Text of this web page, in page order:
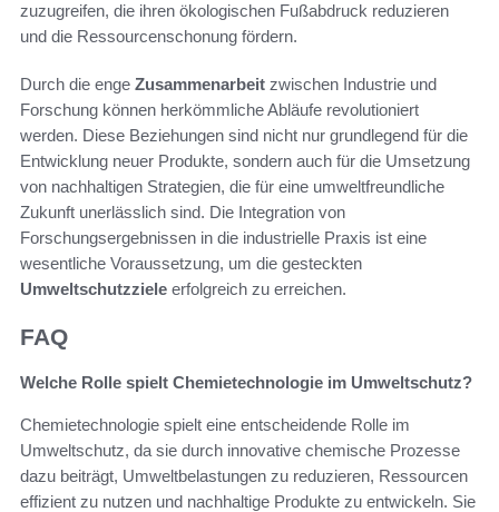
zuzugreifen, die ihren ökologischen Fußabdruck reduzieren
und die Ressourcenschonung fördern.
Durch die enge Zusammenarbeit zwischen Industrie und
Forschung können herkömmliche Abläufe revolutioniert
werden. Diese Beziehungen sind nicht nur grundlegend für die
Entwicklung neuer Produkte, sondern auch für die Umsetzung
von nachhaltigen Strategien, die für eine umweltfreundliche
Zukunft unerlässlich sind. Die Integration von
Forschungsergebnissen in die industrielle Praxis ist eine
wesentliche Voraussetzung, um die gesteckten
Umweltschutzziele erfolgreich zu erreichen.
FAQ
Welche Rolle spielt Chemietechnologie im Umweltschutz?
Chemietechnologie spielt eine entscheidende Rolle im
Umweltschutz, da sie durch innovative chemische Prozesse
dazu beiträgt, Umweltbelastungen zu reduzieren, Ressourcen
effizient zu nutzen und nachhaltige Produkte zu entwickeln. Sie